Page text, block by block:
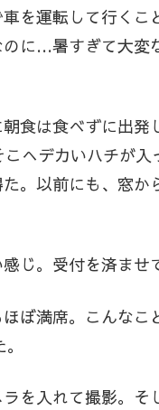
を運転して行く
に…暑すぎて大変
食は食べずに出
へデカいハチが
。以前にも、窓か
じ。受付を済ませ
ぼ満席。こんな
を入れて撮影。